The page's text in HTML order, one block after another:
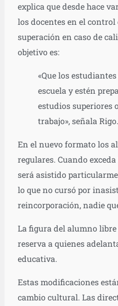
explica que desde hace
los docentes en el control
superación en caso de
objetivo es:
«Que los
escuela y estén
estudios superiores
trabajo», señala Rigo.
En el nuevo formato los
regulares. Cuando
será asistido
lo que no cursó por
reincorporación, nadie
La figura del alumno
reserva a quienes
educativa.
Estas modificaciones
cambio cultural. Las